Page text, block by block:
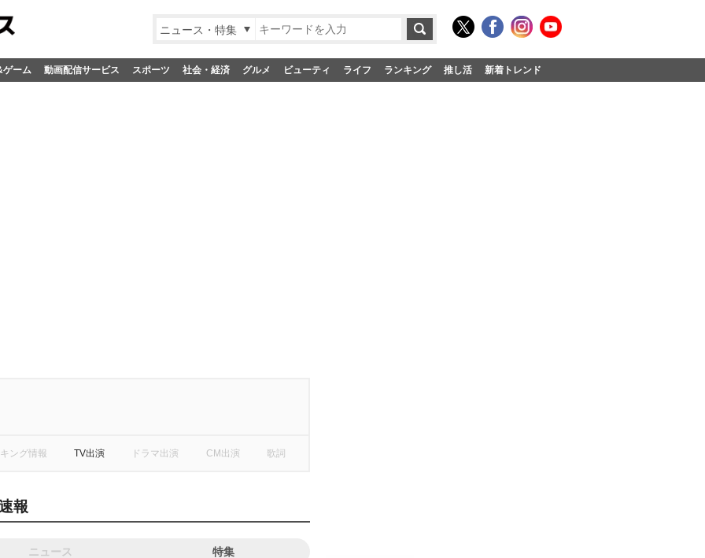
ニュース・特集
ゲーム 動画配信サービス スポーツ 社会・経済 グルメ ビューティ ライフ ランキング 推し活 新着トレンド
ング情報 TV出演 ドラマ出演 CM出演 歌詞
報
ニュース 特集